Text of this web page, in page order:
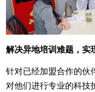
解决异地培训难题，实
针对已经加盟合作的伙
对他们进行专业的科技